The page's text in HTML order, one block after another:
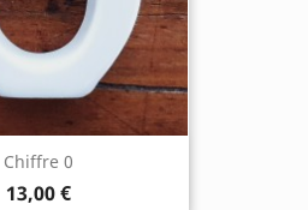
Chiffre 0
13,00 €